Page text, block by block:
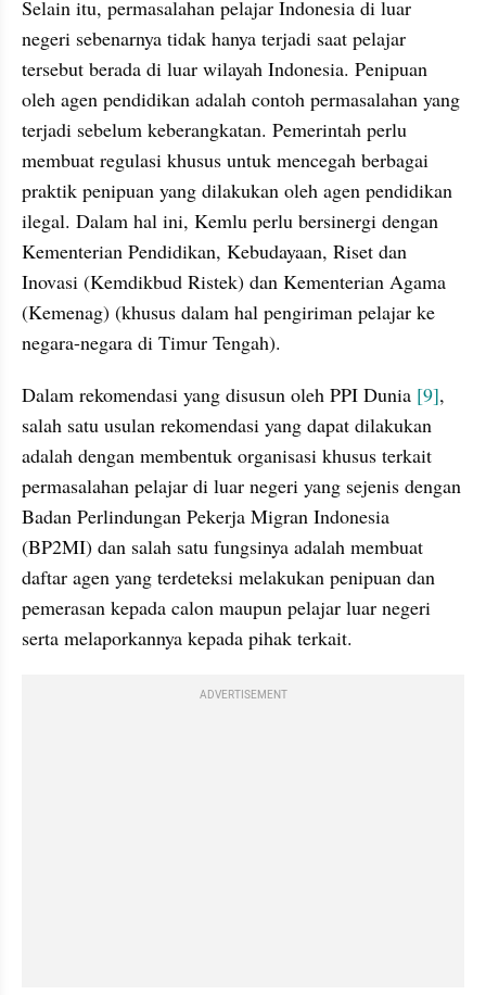
Selain itu, permasalahan pelajar Indonesia di luar
negeri sebenarnya tidak hanya terjadi saat pelajar
tersebut berada di luar wilayah Indonesia. Penipuan
oleh agen pendidikan adalah contoh permasalahan yang
terjadi sebelum keberangkatan. Pemerintah perlu
membuat regulasi khusus untuk mencegah berbagai
praktik penipuan yang dilakukan oleh agen pendidikan
ilegal. Dalam hal ini, Kemlu perlu bersinergi dengan
Kementerian Pendidikan, Kebudayaan, Riset dan
Inovasi (Kemdikbud Ristek) dan Kementerian Agama
(Kemenag) (khusus dalam hal pengiriman pelajar ke
negara-negara di Timur Tengah).
Dalam rekomendasi yang disusun oleh PPI Dunia [9],
salah satu usulan rekomendasi yang dapat dilakukan
adalah dengan membentuk organisasi khusus terkait
permasalahan pelajar di luar negeri yang sejenis dengan
Badan Perlindungan Pekerja Migran Indonesia
(BP2MI) dan salah satu fungsinya adalah membuat
daftar agen yang terdeteksi melakukan penipuan dan
pemerasan kepada calon maupun pelajar luar negeri
serta melaporkannya kepada pihak terkait.
ADVERTISEMENT